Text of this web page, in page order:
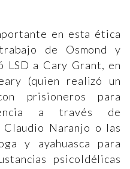
en esta ética
de Osmond y
LSD a Cary Grant, en
(quien realizó un
prisioneros para
a través de
Claudio Naranjo o las
y ayahuasca para
psicoldélicas